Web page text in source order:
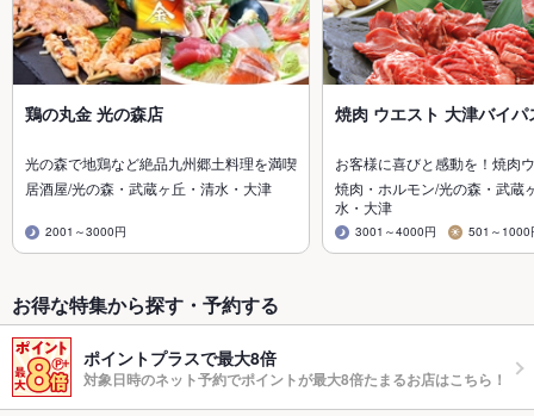
鶏の丸金 光の森店
光の森で地鶏など絶品九州郷土料理を満喫
居酒屋/光の森・武蔵ヶ丘・清水・大津
2001～3000円
焼肉 ウエスト 大津バイパ
お客様に喜びと感動を！焼肉
焼肉・ホルモン/光の森・武蔵
水・大津
3001～4000円 501～1000
お得な特集から探す・予約する
ポイントプラスで最大8倍
対象日時のネット予約でポイントが最大8倍たまるお店はこちら！